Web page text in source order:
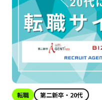
転職 第二新卒・20代